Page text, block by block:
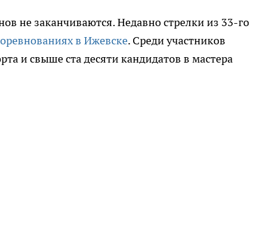
не заканчиваются. Недавно стрелки из 33-го
в Ижевске. Среди участников
и свыше ста десяти кандидатов в мастера